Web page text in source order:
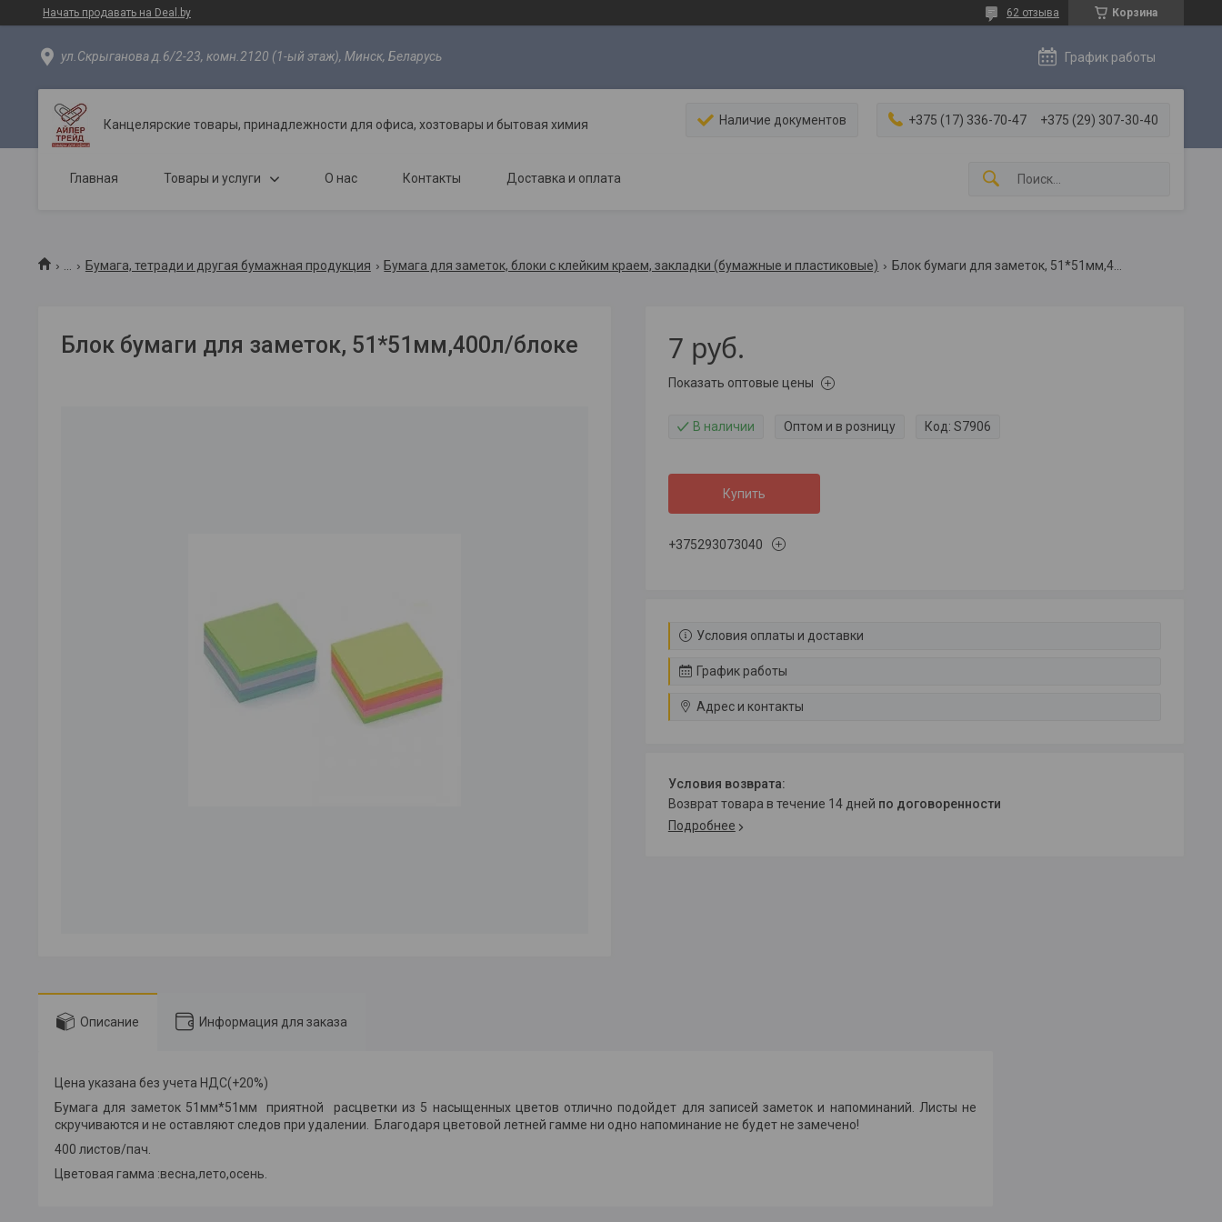
Начать продавать на Deal.by Корзина
62 отзыва
ул.Скрыганова д.6/2-23, комн.2120 (1-ый этаж), Минск, Беларусь График работы
Канцелярские товары, принадлежности для офиса, хозтовары и бытовая химия Наличие документов +375 (17) 336-70-47 +375 (29) 307-30-40
Главная Товары и услуги О нас Контакты Доставка и оплата
Бумага, тетради и другая бумажная продукция Бумага для заметок, блоки с клейким краем, закладки (бумажные и пластиковые) Блок бумаги для заметок, 51*51мм,400л/блоке
Блок бумаги для заметок, 51*51мм,400л/блоке 7 руб.
Показать оптовые цены
В наличии Оптом и в розницу Код: S7906
Купить
+375293073040
Условия оплаты и доставки
График работы
Адрес и контакты
возврат товара в течение 14 дней по договоренности
Подробнее
Описание Информация для заказа
Цена указана без учета НДС(+20%)
Бумага для заметок 51мм*51мм
приятной расцветки из 5 насыщенных цветов отлично подойдет для записей заметок и напоминаний. Листы не
скручиваются и не оставляют следов при удалении. Благодаря цветовой летней гамме ни одно напоминание не будет не замечено!
400 листов/пач.
Цветовая гамма :весна,лето,осень.